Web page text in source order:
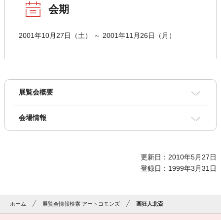
会期
2001年10月27日（土） ～ 2001年11月26日（月）
展覧会概要
会場情報
更新日：2010年5月27日
登録日：1999年3月31日
ホーム 展覧会情報検索 アートコモンズ 画狂人北斎